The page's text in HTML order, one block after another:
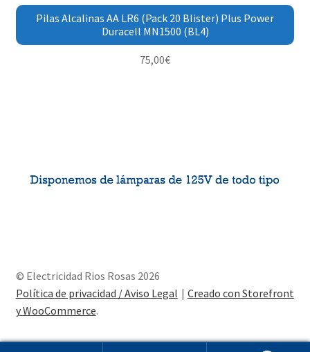
Pilas Alcalinas AA LR6 (Pack 20 Blister) Plus Power
Duracell MN1500 (BL4)
75,00€
© Electricidad Rios Rosas 2026
Política de privacidad / Aviso Legal
Creado con Storefront
y WooCommerce.